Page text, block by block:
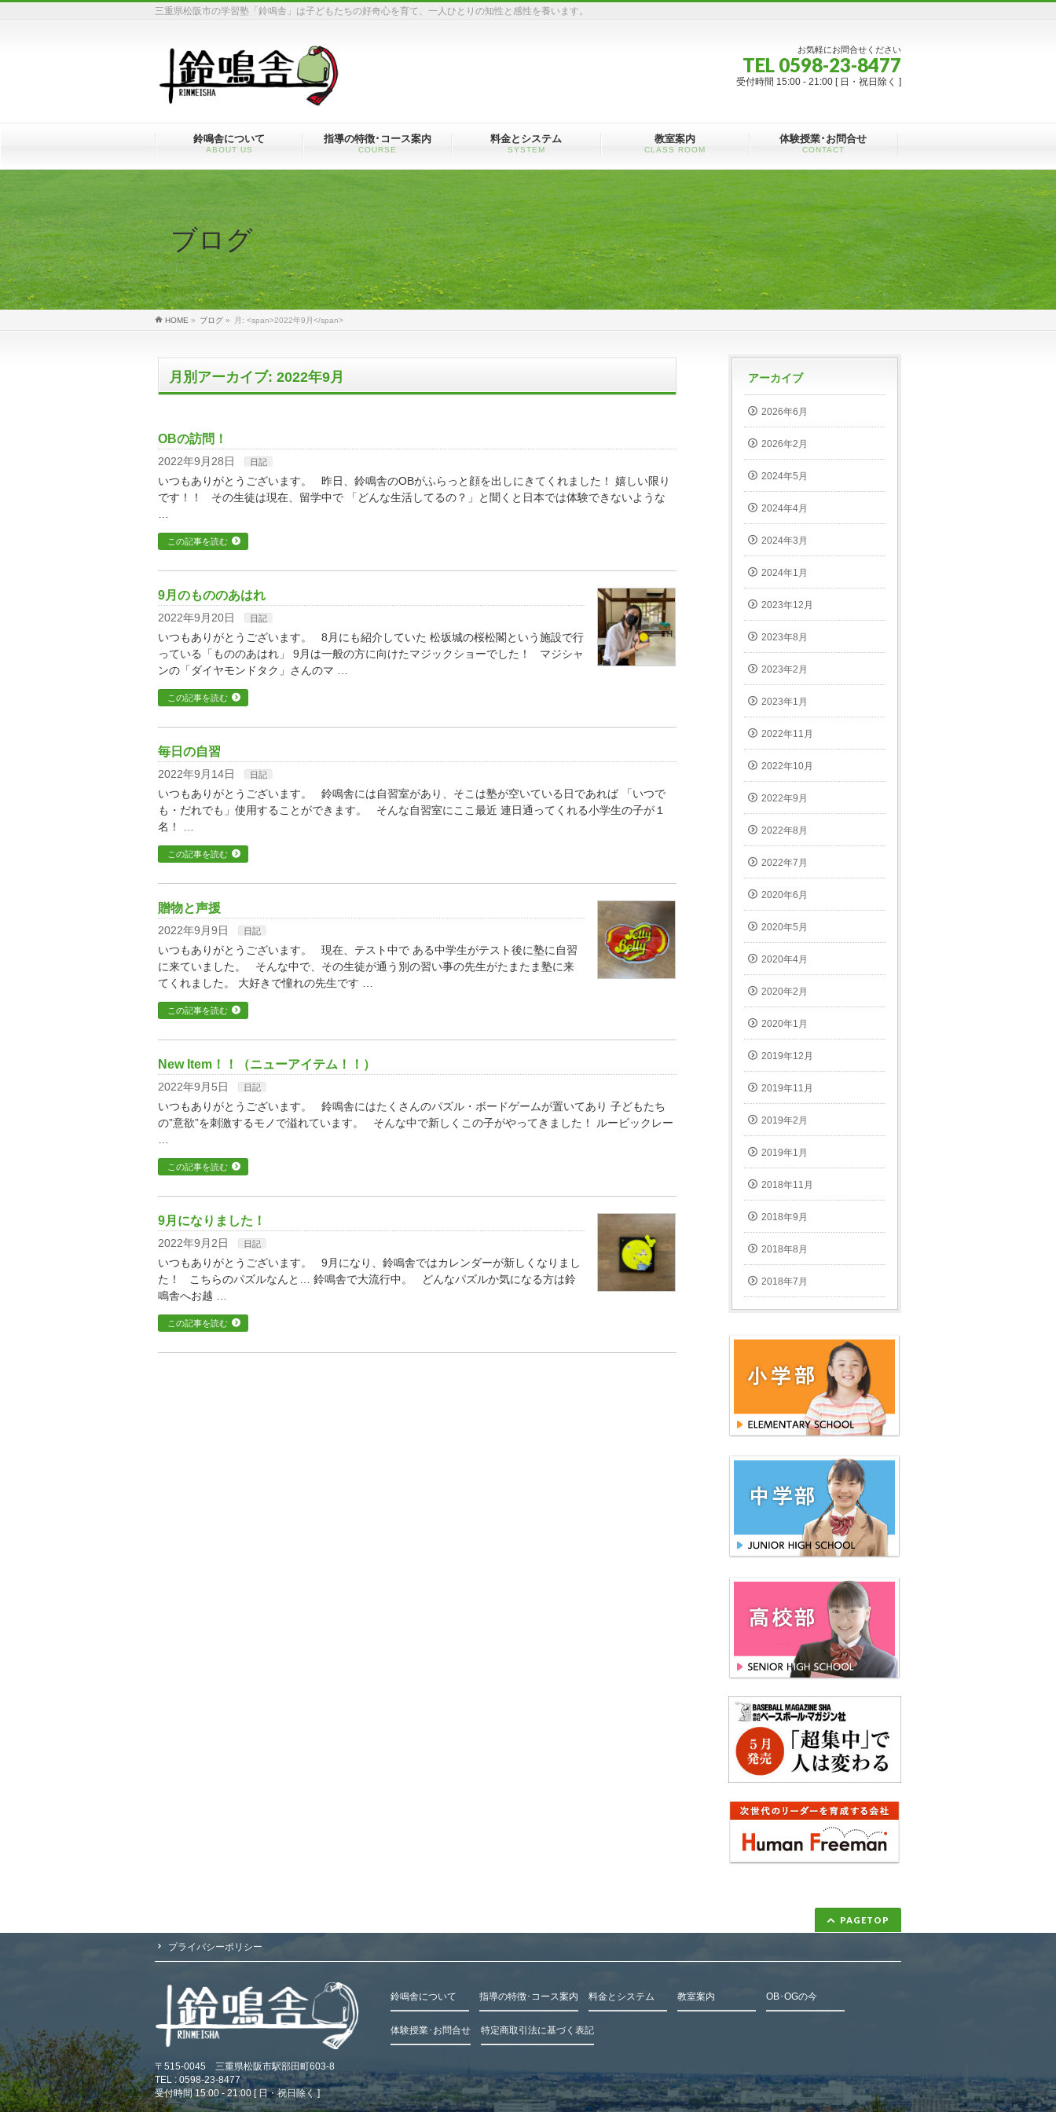
三重県松阪市の学習塾「鈴鳴舎」は子どもたちの好奇心を育て、一人ひとりの知性と感性を養います。
お気軽にお問合せください
TEL 0598-23-8477
受付時間 15:00 - 21:00 [ 日・祝日除く ]
鈴鳴舎について
ABOUT US
指導の特徴･コース案内
COURSE
料金とシステム
SYSTEM
教室案内
CLASS ROOM
体験授業･お問合せ
CONTACT
ブログ
HOME » ブログ » 月: <span>2022年9月</span>
月別アーカイブ: 2022年9月
OBの訪問！
2022年9月28日 日記
いつもありがとうございます。 昨日、鈴鳴舎のOBがふらっと顔を出しにきてくれました！ 嬉しい限り
です！！ その生徒は現在、留学中で 「どんな生活してるの？」と聞くと日本では体験できないような
この記事を読む
9月のもののあはれ
2022年9月20日 日記
いつもありがとうございます。 8月にも紹介していた 松坂城の桜松閣という施設で行
っている「もののあはれ」 9月は一般の方に向けたマジックショーでした！ マジシャ
ンの「ダイヤモンドタク」さんのマ …
この記事を読む
毎日の自習
2022年9月14日 日記
いつもありがとうございます。 鈴鳴舎には自習室があり、そこは塾が空いている日であれば 「いつで
も・だれでも」使用することができます。 そんな自習室にここ最近 連日通ってくれる小学生の子が１
名！ …
この記事を読む
贈物と声援
2022年9月9日 日記
いつもありがとうございます。 現在、テスト中で ある中学生がテスト後に塾に自習
に来ていました。 そんな中で、その生徒が通う別の習い事の先生がたまたま塾に来
てくれました。 大好きで憧れの先生です …
この記事を読む
New Item！！（ニューアイテム！！）
2022年9月5日 日記
いつもありがとうございます。 鈴鳴舎にはたくさんのパズル・ボードゲームが置いてあり 子どもたち
の”意欲”を刺激するモノで溢れています。 そんな中で新しくこの子がやってきました！ ルービックレー
この記事を読む
9月になりました！
2022年9月2日 日記
いつもありがとうございます。 9月になり、鈴鳴舎ではカレンダーが新しくなりまし
た！ こちらのパズルなんと… 鈴鳴舎で大流行中。 どんなパズルか気になる方は鈴
鳴舎へお越 …
この記事を読む
アーカイブ
2026年6月
2026年2月
2024年5月
2024年4月
2024年3月
2024年1月
2023年12月
2023年8月
2023年2月
2023年1月
2022年11月
2022年10月
2022年9月
2022年8月
2022年7月
2020年6月
2020年5月
2020年4月
2020年2月
2020年1月
2019年12月
2019年11月
2019年2月
2019年1月
2018年11月
2018年9月
2018年8月
2018年7月
PAGETOP
プライバシーポリシー
〒515-0045 三重県松阪市駅部田町603-8
TEL : 0598-23-8477
受付時間 15:00 - 21:00 [ 日・祝日除く ]
鈴鳴舎について 指導の特徴･コース案内 料金とシステム 教室案内 OB･OGの今
体験授業･お問合せ 特定商取引法に基づく表記